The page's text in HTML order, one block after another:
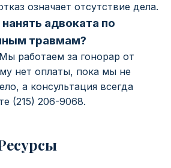
означает отсутствие дела.
адвоката по
травмам?
работаем за гонорар от
нет оплаты, пока мы не
а консультация всегда
(215) 206-9068.